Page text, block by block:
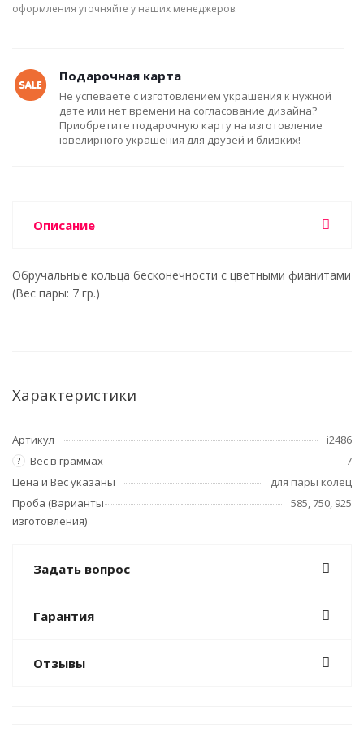
оформления уточняйте у наших менеджеров.
Подарочная карта
Не успеваете с изготовлением украшения к нужной
дате или нет времени на согласование дизайна?
Приобретите подарочную карту на изготовление
ювелирного украшения для друзей и близких!
Описание
Обручальные кольца бесконечности с цветными фианитами
(Вес пары: 7 гр.)
Характеристики
Артикул i2486
? Вес в граммах
7
Цена и Вес указаны
для пары колец
Проба (Варианты
изготовления)
585, 750, 925
Задать вопрос
Гарантия
Отзывы